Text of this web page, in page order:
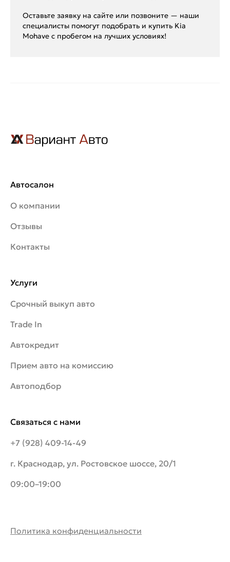
Оставьте заявку на сайте или позвоните — наши
специалисты помогут подобрать и купить Kia
Mohave с пробегом на лучших условиях!
Автосалон
О компании
Отзывы
Контакты
Связаться с нами
+7 (928) 409-14-49
г. Краснодар, ул. Ростовское шоссе, 20/1
09:00–19:00
Услуги
Срочный выкуп авто
Trade In
Автокредит
Прием авто на комиссию
Автоподбор
Политика конфиденциальности